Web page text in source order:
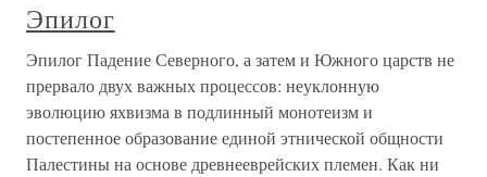
Эпилог
Эпилог Падение Северного, а затем и Южного царств не
прервало двух важных процессов: неуклонную
эволюцию яхвизма в подлинный монотеизм и
постепенное образование единой этнической общности
Палестины на основе древнееврейских племен. Как ни